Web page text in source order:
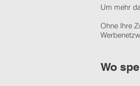
Um mehr
Ohne Ihre
Wo